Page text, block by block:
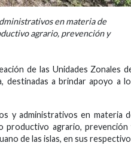
en materia de
agrario, prevención y
de las Unidades Zonales
a brindar apoyo a
y administrativos en materia
productivo agrario, prevención
de las islas, en sus